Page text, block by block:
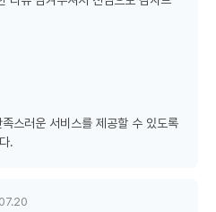
스러운 서비스를 제공할 수 있도록
.